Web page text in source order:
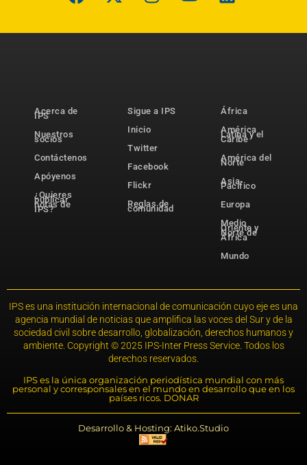
Acerca de
IPS
Nuestros
socios
Contáctenos
Apóyenos
¿Quieres
publicar
notas de
IPS?
Sigue a IPS
Inicio
Twitter
Facebook
Flickr
Reglas de
comunidad
África
América
Latina y el
Caribe
América del
Norte
Asia-
Pacífico
Europa
Medio
Oriente y
Norte de
África
Mundo
IPS es una institución internacional de comunicación cuyo eje es una
agencia mundial de noticias que amplifica las voces del Sur y de la
sociedad civil sobre desarrollo, globalización, derechos humanos y
ambiente. Copyright © 2025 IPS-Inter Press Service. Todos los
derechos reservados.
IPS es la única organización periodística mundial con más
personal y corresponsales en el mundo en desarrollo que en los
países ricos. DONAR
Desarrollo & Hosting: Atiko.Studio